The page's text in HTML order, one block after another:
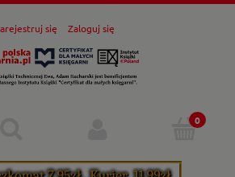
się Zaloguj się